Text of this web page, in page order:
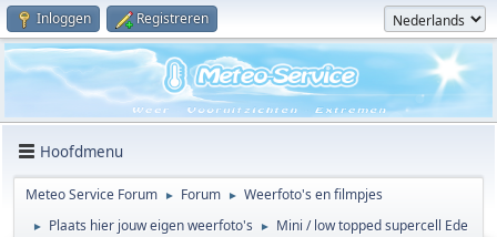
Inloggen Registreren
Hoofdmenu
Meteo Service Forum ► Forum ► Weerfoto's en filmpjes
► Plaats hier jouw eigen weerfoto's ► Mini / low topped supercell Ede